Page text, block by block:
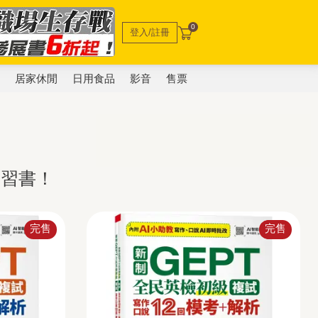
登入/註冊 0
居家休閒 日用食品 影音 售票
書！
完售 完售